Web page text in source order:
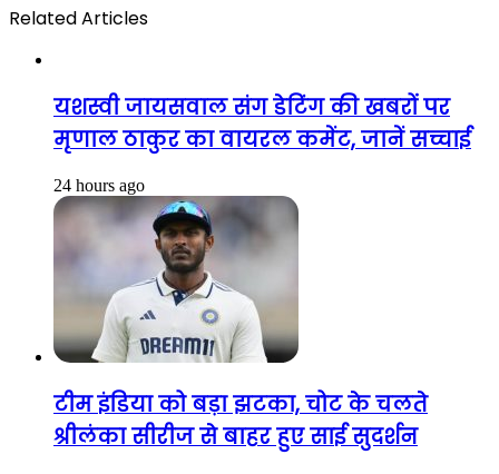
Related Articles
यशस्वी जायसवाल संग डेटिंग की खबरों पर
मृणाल ठाकुर का वायरल कमेंट, जानें सच्चाई
24 hours ago
टीम इंडिया को बड़ा झटका, चोट के चलते
श्रीलंका सीरीज से बाहर हुए साई सुदर्शन